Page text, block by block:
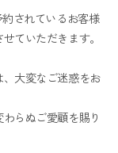
されているお客様
ていただきます。
大変なご迷惑をお
らぬご愛顧を賜り